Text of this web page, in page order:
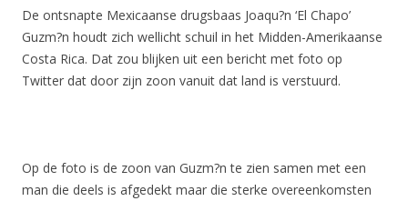
De ontsnapte Mexicaanse drugsbaas Joaqu?n ‘El Chapo’
Guzm?n houdt zich wellicht schuil in het Midden-Amerikaanse
Costa Rica. Dat zou blijken uit een bericht met foto op
Twitter dat door zijn zoon vanuit dat land is verstuurd.
Op de foto is de zoon van Guzm?n te zien samen met een
man die deels is afgedekt maar die sterke overeenkomsten